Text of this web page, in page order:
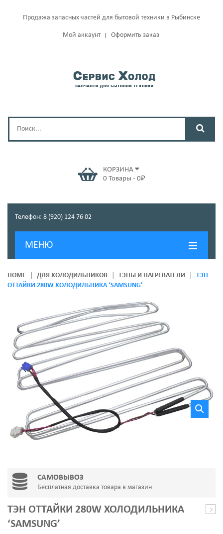
Продажа запасных частей для бытовой техники в Рыбинске
Мой аккаунт Оформить заказ
КОРЗИНА
0 Товары - 0₽
Телефон: 8 (920) 124 76 02
МЕНЮ
ГЛАВНАЯ
О КОМПАНИИ
НОВОСТИ
КОНТАКТЫ
HOME ДЛЯ ХОЛОДИЛЬНИКОВ ТЭНЫ И НАГРЕВАТЕЛИ
ТЭН
ОТТАЙКИ 280W ХОЛОДИЛЬНИКА ‘SAMSUNG’
САМОВЫВОЗ
Бесплатная доставка товара в магазин
ТЭН ОТТАЙКИ 280W ХОЛОДИЛЬНИКА
‘SAMSUNG’